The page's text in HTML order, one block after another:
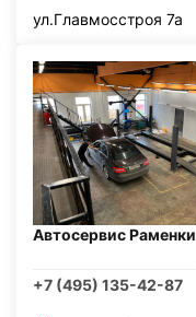
ул.Главмосстроя 7а
Автосервис Раменки
+7 (495) 135-42-87